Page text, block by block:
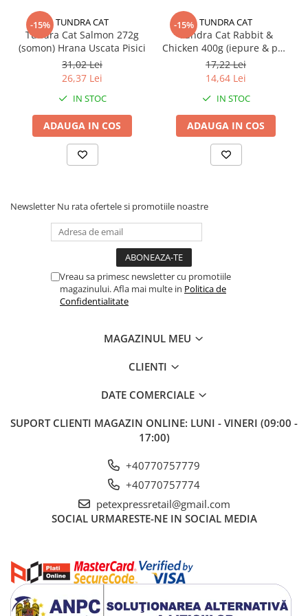
-15% TUNDRA CAT
Tundra Cat Salmon 272g
(somon) Hrana Uscata Pisici
31,02 Lei
26,37 Lei
IN STOC
ADAUGA IN COS
-15% TUNDRA CAT
Tundra Cat Rabbit &
Chicken 400g (iepure & pui)
Hrana Umeda Pisici
17,22 Lei
14,64 Lei
IN STOC
ADAUGA IN COS
Newsletter Nu rata ofertele si promotiile noastre
Vreau sa primesc newsletter cu promotiile
magazinului. Afla mai multe in Politica de
Confidentialitate
MAGAZINUL MEU
CLIENTI
DATE COMERCIALE
SUPORT CLIENTI MAGAZIN ONLINE: LUNI - VINERI (09:00 -
17:00)
+40770757779
+40770757774
petexpressretail@gmail.com
SOCIAL URMARESTE-NE IN SOCIAL MEDIA